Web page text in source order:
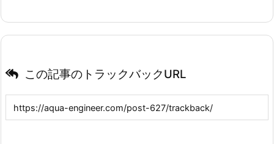
この記事のトラックバックURL